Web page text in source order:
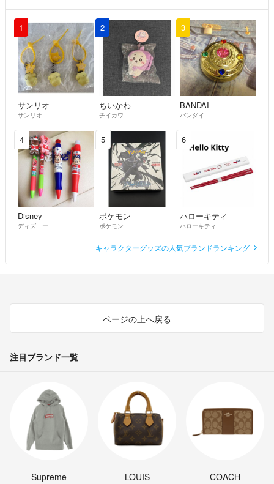
1
サンリオ
サンリオ
2
ちいかわ
チイカワ
3
BANDAI
バンダイ
4
Disney
ディズニー
5
ポケモン
ポケモン
6
ハローキティ
ハローキティ
キャラクターグッズの人気ブランドランキング
ページの上へ戻る
注目ブランド一覧
Supreme
LOUIS
COACH